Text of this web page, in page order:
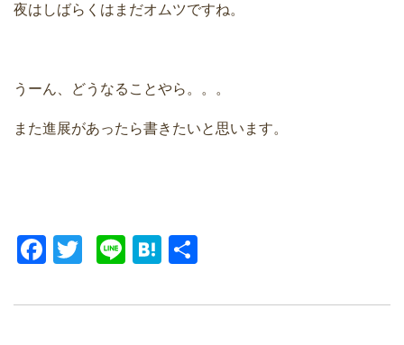
夜はしばらくはまだオムツですね。
うーん、どうなることやら。。。
また進展があったら書きたいと思います。
F
c
tt
Li
e
H
e